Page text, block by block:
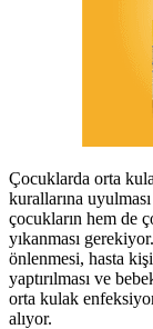
Çocuklarda orta
kurallarına
çocukların hem de
yıkanması
önlenmesi, hasta
yaptırılması ve
orta kulak
alıyor.